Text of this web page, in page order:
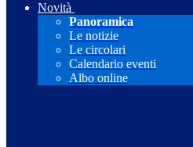
Novità
Panoramica
Le notizie
Le circolari
Calendario eventi
Albo online